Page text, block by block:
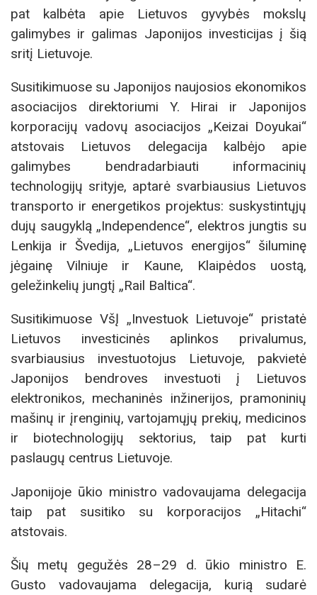
pat kalbėta apie Lietuvos gyvybės mokslų
galimybes ir galimas Japonijos investicijas į šią
sritį Lietuvoje.
Susitikimuose su Japonijos naujosios ekonomikos
asociacijos direktoriumi Y. Hirai ir Japonijos
korporacijų vadovų asociacijos „Keizai Doyukai“
atstovais Lietuvos delegacija kalbėjo apie
galimybes bendradarbiauti informacinių
technologijų srityje, aptarė svarbiausius Lietuvos
transporto ir energetikos projektus: suskystintųjų
dujų saugyklą „Independence“, elektros jungtis su
Lenkija ir Švedija, „Lietuvos energijos“ šiluminę
jėgainę Vilniuje ir Kaune, Klaipėdos uostą,
geležinkelių jungtį „Rail Baltica“.
Susitikimuose VšĮ „Investuok Lietuvoje“ pristatė
Lietuvos investicinės aplinkos privalumus,
svarbiausius investuotojus Lietuvoje, pakvietė
Japonijos bendroves investuoti į Lietuvos
elektronikos, mechaninės inžinerijos, pramoninių
mašinų ir įrenginių, vartojamųjų prekių, medicinos
ir biotechnologijų sektorius, taip pat kurti
paslaugų centrus Lietuvoje.
Japonijoje ūkio ministro vadovaujama delegacija
taip pat susitiko su korporacijos „Hitachi“
atstovais.
Šių metų gegužės 28–29 d. ūkio ministro E.
Gusto vadovaujama delegacija, kurią sudarė